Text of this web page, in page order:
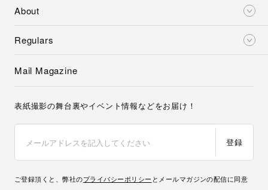
About
Regulars
Mail Magazine
表紙撮影の舞台裏やイベント情報などをお届け！
登録
ご登録頂くと、弊社のプライバシーポリシー とメールマガジンの配信に同意